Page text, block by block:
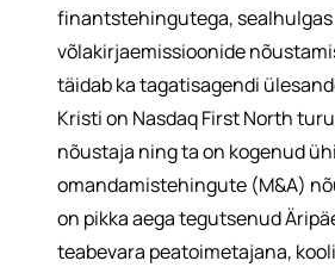
finantstehingutega, sealhulgas
võlakirjaemissioonide
täidab ka tagatisagendi
Kristi on Nasdaq First North
nõustaja ning ta on kogenud
omandamistehingute (M&A)
on pikka aega tegutsenud
teabevara peatoimetajana,